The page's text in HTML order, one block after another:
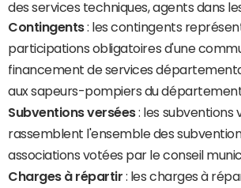
des services techniques, agents dans
Contingents: les contingents
participations obligatoires d'une
financement de services
aux sapeurs-pompiers du
Subventions versées: les subventions
rassemblent l'ensemble des
associations votées par le conseil
Charges à répartir : les charges à